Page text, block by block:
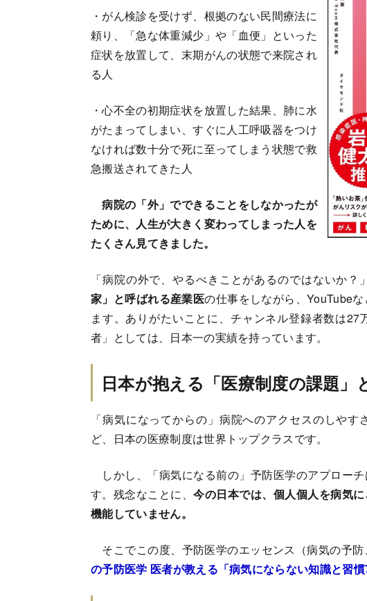
・がん検診を受けず、根拠のない民間療法に
頼り、「急な体重減少」や「血便」といった
症状を放置して、末期がんの状態で来院され
る人
・心不全の初期症状を放置した結果、肺に水
がたまってしまい、すぐに人工呼吸器をつけ
なければ数十分で死に至ってしまう状態で救
急搬送されてきた人
病院の「外」でできることをしなかったが
ために、人生が大きく変わってしまった人を
たくさん見てきました。
「病院の外で、やるべきことがあるのではないか
家」と呼ばれる産業医の仕事をしながら、YouTube
ます。ありがたいことに、チャンネル登録者数は
者」としては、日本一の実績を持っています。
日本が抱える「医療制度の課題」
「病気になってからの」病院へのアクセスのしや
ど、日本の医療制度は世界トップクラスです。
しかし、「病気になる前の」予防医学のアプロー
す。残念なことに、今の日本では、個人個人を病気
機能していません。
そこでこの度、予防医学のエッセンス（病気の予
の予防医学 医者が教える「病気にならない知識と習慣